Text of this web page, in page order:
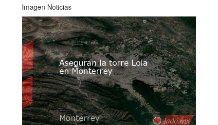
Imagen Noticias